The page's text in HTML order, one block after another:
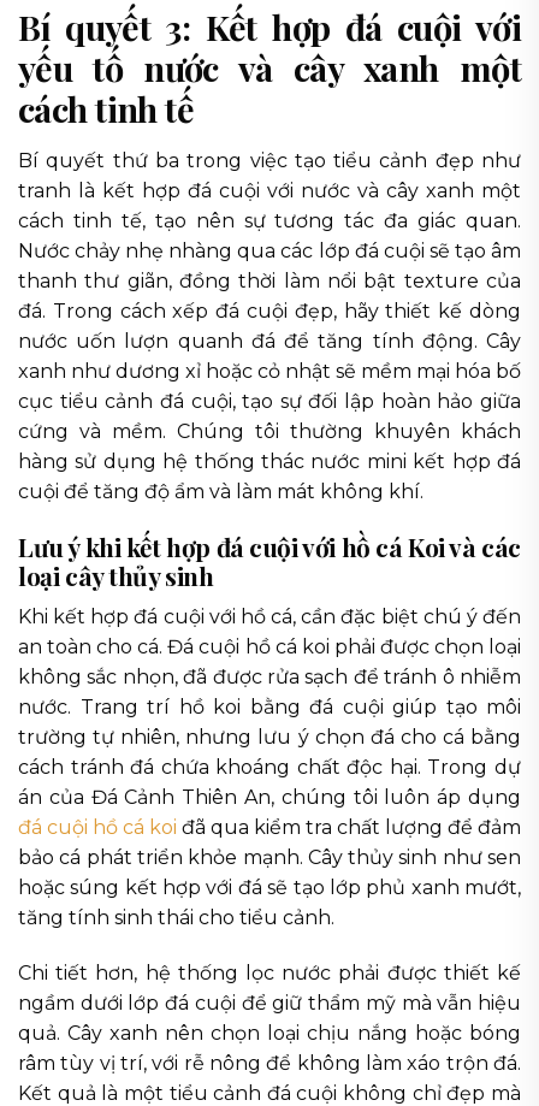
Bí quyết 3: Kết hợp đá cuội với
yếu tố nước và cây xanh một
cách tinh tế
Bí quyết thứ ba trong việc tạo tiểu cảnh đẹp như
tranh là kết hợp đá cuội với nước và cây xanh một
cách tinh tế, tạo nên sự tương tác đa giác quan.
Nước chảy nhẹ nhàng qua các lớp đá cuội sẽ tạo âm
thanh thư giãn, đồng thời làm nổi bật texture của
đá. Trong cách xếp đá cuội đẹp, hãy thiết kế dòng
nước uốn lượn quanh đá để tăng tính động. Cây
xanh như dương xỉ hoặc cỏ nhật sẽ mềm mại hóa bố
cục tiểu cảnh đá cuội, tạo sự đối lập hoàn hảo giữa
cứng và mềm. Chúng tôi thường khuyên khách
hàng sử dụng hệ thống thác nước mini kết hợp đá
cuội để tăng độ ẩm và làm mát không khí.
Lưu ý khi kết hợp đá cuội với hồ cá Koi và các
loại cây thủy sinh
Khi kết hợp đá cuội với hồ cá, cần đặc biệt chú ý đến
an toàn cho cá. Đá cuội hồ cá koi phải được chọn loại
không sắc nhọn, đã được rửa sạch để tránh ô nhiễm
nước. Trang trí hồ koi bằng đá cuội giúp tạo môi
trường tự nhiên, nhưng lưu ý chọn đá cho cá bằng
cách tránh đá chứa khoáng chất độc hại. Trong dự
án của Đá Cảnh Thiên An, chúng tôi luôn áp dụng
đá cuội hồ cá koi đã qua kiểm tra chất lượng để đảm
bảo cá phát triển khỏe mạnh. Cây thủy sinh như sen
hoặc súng kết hợp với đá sẽ tạo lớp phủ xanh mướt,
tăng tính sinh thái cho tiểu cảnh.
Chi tiết hơn, hệ thống lọc nước phải được thiết kế
ngầm dưới lớp đá cuội để giữ thẩm mỹ mà vẫn hiệu
quả. Cây xanh nên chọn loại chịu nắng hoặc bóng
râm tùy vị trí, với rễ nông để không làm xáo trộn đá.
Kết quả là một tiểu cảnh đá cuội không chỉ đẹp mà